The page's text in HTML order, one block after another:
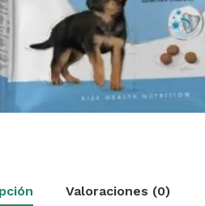
Valoraciones (0)